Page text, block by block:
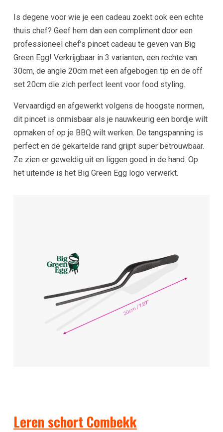
Is degene voor wie je een cadeau zoekt ook een echte
thuis chef? Geef hem dan een compliment door een
professioneel chef’s pincet cadeau te geven van Big
Green Egg! Verkrijgbaar in 3 varianten, een rechte van
30cm, de angle 20cm met een afgebogen tip en de off
set 20cm die zich perfect leent voor food styling.
Vervaardigd en afgewerkt volgens de hoogste normen,
dit pincet is onmisbaar als je nauwkeurig een bordje wilt
opmaken of op je BBQ wilt werken. De tangspanning is
perfect en de gekartelde rand grijpt super betrouwbaar.
Ze zien er geweldig uit en liggen goed in de hand. Op
het uiteinde is het Big Green Egg logo verwerkt.
Leren schort Combekk